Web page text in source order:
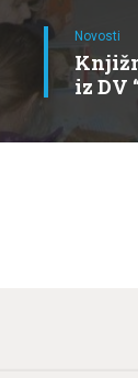
Novosti
iz DV